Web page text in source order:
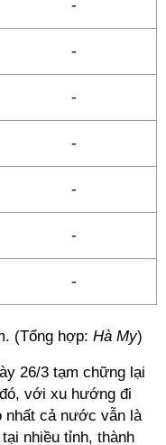
-
-
-
-
-
-
-
(Tổng hợp: Hà My)
26/3 tạm chững lại
với xu hướng đi
nhất cả nước vẫn là
nhiều tỉnh, thành